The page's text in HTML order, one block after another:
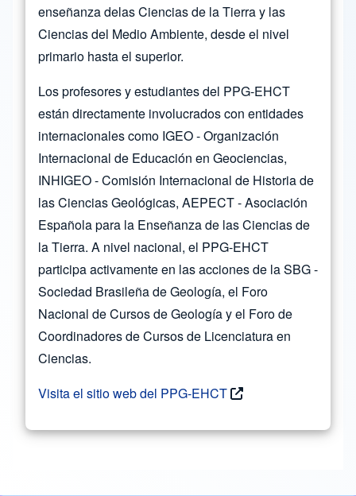
enseñanza delas Ciencias de la Tierra y las
Ciencias del Medio Ambiente, desde el nivel
primario hasta el superior.
Los profesores y estudiantes del PPG-EHCT
están directamente involucrados con entidades
internacionales como IGEO - Organización
Internacional de Educación en Geociencias,
INHIGEO - Comisión Internacional de Historia de
las Ciencias Geológicas, AEPECT - Asociación
Española para la Enseñanza de las Ciencias de
la Tierra. A nivel nacional, el PPG-EHCT
participa activamente en las acciones de la SBG -
Sociedad Brasileña de Geología, el Foro
Nacional de Cursos de Geología y el Foro de
Coordinadores de Cursos de Licenciatura en
Ciencias.
Visita el sitio web del PPG-EHCT